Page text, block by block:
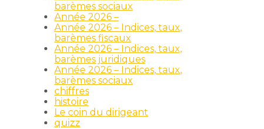
barèmes sociaux
Année 2026 –
Année 2026 – Indices, taux,
barèmes fiscaux
Année 2026 – Indices, taux,
barèmes juridiques
Année 2026 – Indices, taux,
barèmes sociaux
chiffres
histoire
Le coin du dirigeant
quizz